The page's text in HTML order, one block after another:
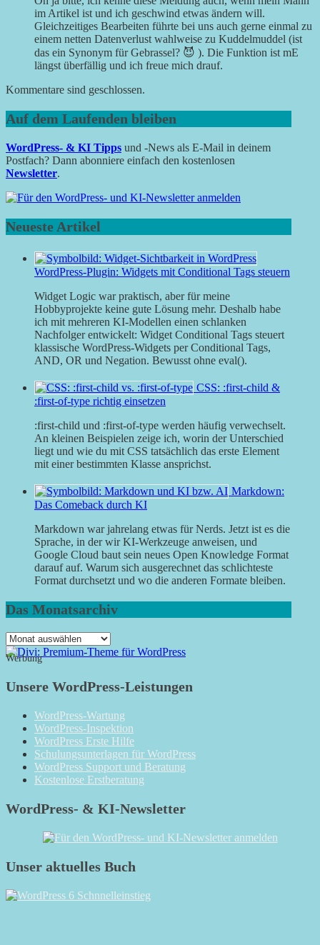
im Artikel ist und ich geschwind etwas ändern will.
Gleichzeitiges Bearbeiten führte bei uns auch gerne einmal zu
einem netten Datenverlust wahlweise zu Kuddelmuddel (ist
das ein Synonym für Gebrassel? 😈 ). Die Funktion ist mE
längst überfällig und ich freue mich drauf.
Kommentare sind geschlossen.
Auf dem Laufenden bleiben
WordPress- & KI Tipps und -News als E-Mail in deinem
Postfach? Dann abonniere einfach den kostenlosen
Newsletter.
Neueste Artikel
WordPress-Plugin: Widgets mit Conditional Tags steuern
Widget Logic war praktisch, aber für meine
Hobbyprojekte keine gute Lösung mehr. Deshalb habe
ich mit mehreren KI-Modellen einen schlanken
Nachfolger entwickelt: Widget Conditional Tags steuert
klassische WordPress-Widgets per Conditional Tags,
AND, OR und Negation. Bewusst ohne eval().
CSS: :first-child &
:first-of-type richtig einsetzen
:first-child und :first-of-type werden häufig verwechselt.
An kleinen Beispielen zeige ich, worin der Unterschied
liegt und wie du mit CSS tatsächlich das erste Element
mit einer bestimmten Klasse ansprichst.
Markdown:
Das Comeback durch KI
Markdown war jahrelang etwas für Nerds. Jetzt ist es die
Sprache, in der wir KI-Werkzeuge anweisen, und
Google Cloud baut sein neues Open Knowledge Format
darauf auf. Warum sich ausgerechnet das schlichteste
Format durchsetzt und wo die anderen Formate bleiben.
Das Monatsarchiv
Das
Monatsarchiv
Werbung
Unsere WordPress-Leistungen
WordPress-Wartung
WordPress-Inspektion
WordPress Erste Hilfe
Schulungsunterlagen für WordPress
WordPress Support und Beratung
Kostenlose Erstberatung
WordPress- & KI-Newsletter
Unser aktuelles Buch